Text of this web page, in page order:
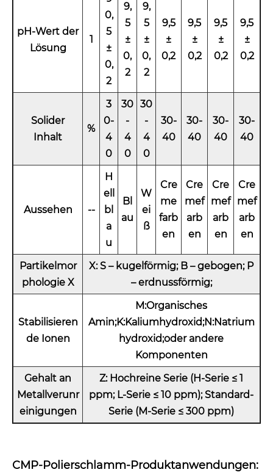
pH-Wert der
Lösung
1
0,
5
±
0,
2
9,
5
±
0,
2
9,
5
±
0,
2
9,5
±
0,2
9,5
±
0,2
9,5
±
0,2
9,5
±
0,2
Solider
Inhalt
%
3
0-
4
0
30
-
4
0
30
-
4
0
30-
40
30-
40
30-
40
30-
40
Aussehen --
H
ell
bl
a
u
Bl
au
W
ei
ß
Cre
me
farb
en
Cre
mef
arb
en
Cre
mef
arb
en
Cre
mef
arb
en
Partikelmor
phologie X
X: S – kugelförmig; B – gebogen; P
– erdnussförmig;
Stabilisieren
de Ionen
M:Organisches
Amin;K:Kaliumhydroxid;N:Natrium
hydroxid;oder andere
Komponenten
Gehalt an
Metallverunr
einigungen
Z: Hochreine Serie (H-Serie ≤ 1
ppm; L-Serie ≤ 10 ppm); Standard-
Serie (M-Serie ≤ 300 ppm)
CMP-Polierschlamm-Produktanwendungen: